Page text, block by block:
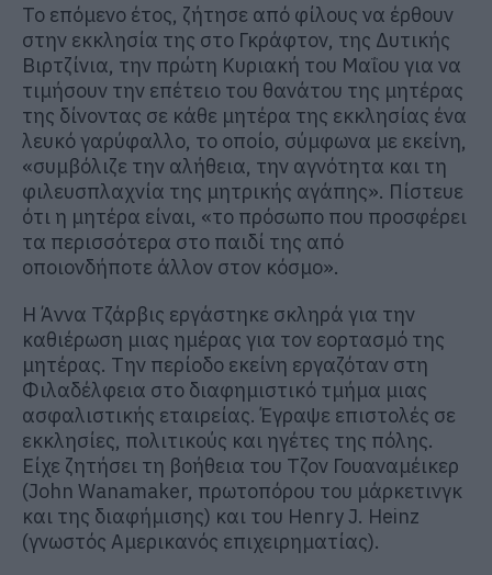
Το επόμενο έτος, ζήτησε από φίλους να έρθουν
στην εκκλησία της στο Γκράφτον, της Δυτικής
Βιρτζίνια, την πρώτη Κυριακή του Μαΐου για να
τιμήσουν την επέτειο του θανάτου της μητέρας
της δίνοντας σε κάθε μητέρα της εκκλησίας ένα
λευκό γαρύφαλλο, το οποίο, σύμφωνα με εκείνη,
«συμβόλιζε την αλήθεια, την αγνότητα και τη
φιλευσπλαχνία της μητρικής αγάπης». Πίστευε
ότι η μητέρα είναι, «το πρόσωπο που προσφέρει
τα περισσότερα στο παιδί της από
οποιονδήποτε άλλον στον κόσμο».
Η Άννα Τζάρβις εργάστηκε σκληρά για την
καθιέρωση μιας ημέρας για τον εορτασμό της
μητέρας. Την περίοδο εκείνη εργαζόταν στη
Φιλαδέλφεια στο διαφημιστικό τμήμα μιας
ασφαλιστικής εταιρείας. Έγραψε επιστολές σε
εκκλησίες, πολιτικούς και ηγέτες της πόλης.
Είχε ζητήσει τη βοήθεια του Τζον Γουαναμέικερ
(John Wanamaker, πρωτοπόρου του μάρκετινγκ
και της διαφήμισης) και του Henry J. Heinz
(γνωστός Αμερικανός επιχειρηματίας).